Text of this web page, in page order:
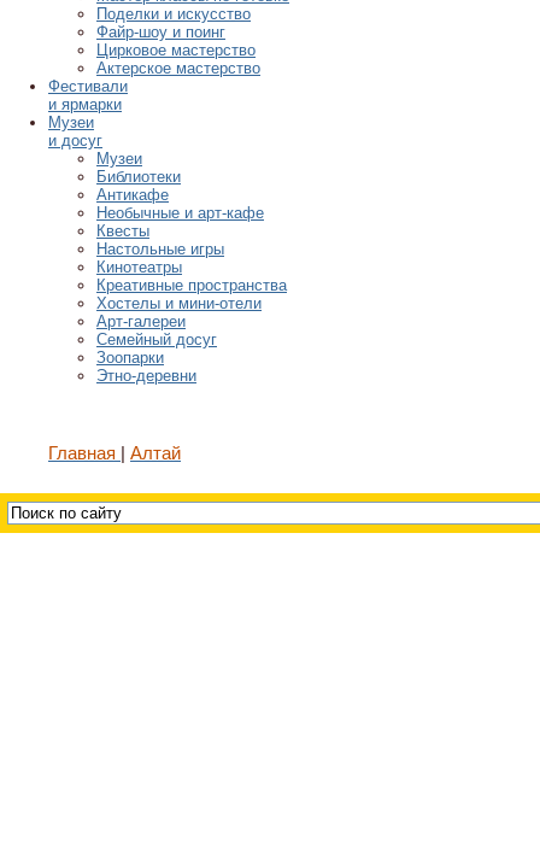
Поделки и искусство
Файр-шоу и поинг
Цирковое мастерство
Актерское мастерство
Фестивали
и ярмарки
Музеи
и досуг
Музеи
Библиотеки
Антикафе
Необычные и арт-кафе
Квесты
Настольные игры
Кинотеатры
Креативные пространства
Хостелы и мини-отели
Арт-галереи
Семейный досуг
Зоопарки
Этно-деревни
Главная Алтай